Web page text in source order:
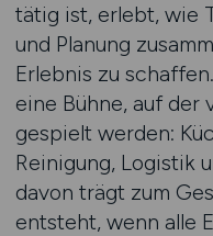
tätig ist, erlebt, wie
und Planung
Erlebnis zu
eine Bühne, auf der
gespielt werden:
Reinigung, Logistik
davon trägt zum
entsteht, wenn alle